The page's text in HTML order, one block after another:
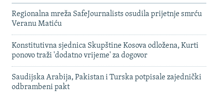
Regionalna mreža SafeJournalists osudila prijetnje smrću
Veranu Matiću
Konstitutivna sjednica Skupštine Kosova odložena, Kurti
ponovo traži 'dodatno vrijeme' za dogovor
Saudijska Arabija, Pakistan i Turska potpisale zajednički
odbrambeni pakt